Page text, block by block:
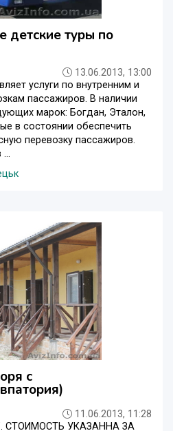
детские туры по
13.06.2013, 13:00
услуги по внутренним и
пассажиров. В наличии
марок: Богдан, Эталон,
в состоянии обеспечить
перевозку пассажиров.
с
11.06.2013, 11:28
СТОИМОСТЬ УКАЗАННА ЗА